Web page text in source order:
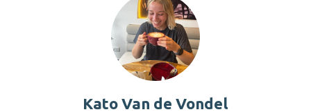
Kato Van de Vondel